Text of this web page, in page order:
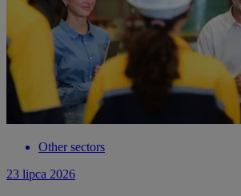
Other sectors
23 lipca 2026